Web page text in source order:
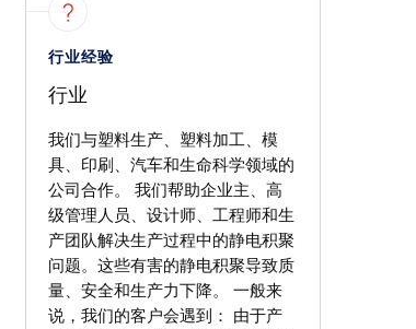
行业经验
行业
我们与塑料生产、塑料加工、模
具、印刷、汽车和生命科学领域的
公司合作。 我们帮助企业主、高
级管理人员、设计师、工程师和生
产团队解决生产过程中的静电积聚
问题。这些有害的静电积聚导致质
量、安全和生产力下降。 一般来
说，我们的客户会遇到： 由于产